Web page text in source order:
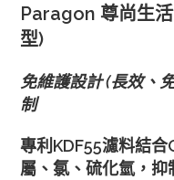
Paragon 尊尚生
型)
免維護設計 (長效、
制
專利KDF55濾料結
屬、氯、硫化氫，抑